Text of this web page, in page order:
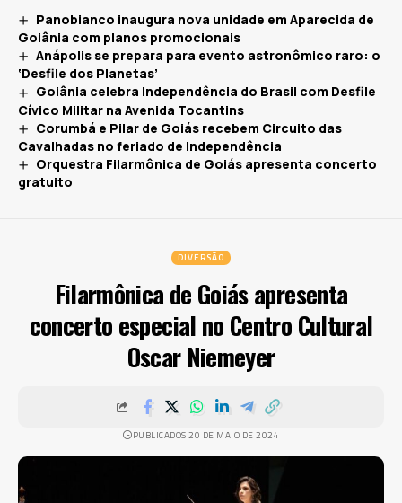
Panobianco inaugura nova unidade em Aparecida de
Goiânia com planos promocionais
Anápolis se prepara para evento astronômico raro: o
‘Desfile dos Planetas’
Goiânia celebra Independência do Brasil com Desfile
Cívico Militar na Avenida Tocantins
Corumbá e Pilar de Goiás recebem Circuito das
Cavalhadas no feriado de Independência
Orquestra Filarmônica de Goiás apresenta concerto
gratuito
DIVERSÃO
Filarmônica de Goiás apresenta
concerto especial no Centro Cultural
Oscar Niemeyer
PUBLICADOS 20 DE MAIO DE 2024